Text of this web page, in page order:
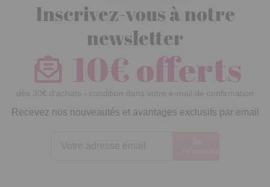
Inscrivez-vous à notre
newsletter
10€ offerts
dès 30€ d’achats - condition dans votre e-mail de confirmation
Recevez nos nouveautés et avantages exclusifs par email